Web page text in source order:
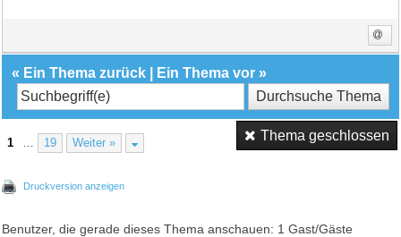
« Ein Thema zurück Ein Thema vor »
1 19 Weiter » Thema geschlossen
Druckversion anzeigen
Benutzer, die gerade dieses Thema anschauen: 1 Gast/Gäste